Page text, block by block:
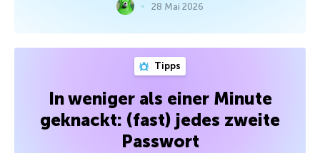
28 Mai 2026
Tipps
In weniger als einer Minute
geknackt: (fast) jedes zweite
Passwort